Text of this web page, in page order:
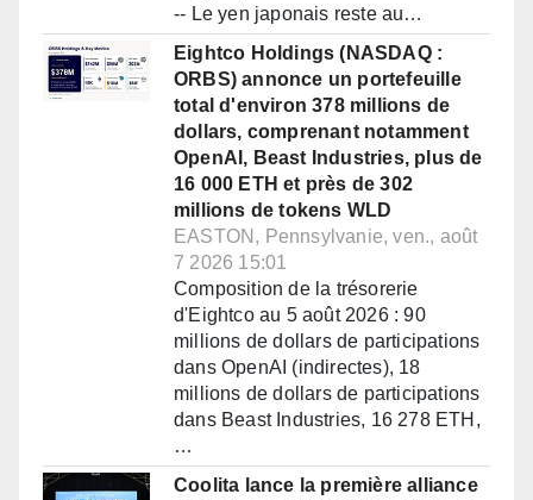
-- Le yen japonais reste au…
Eightco Holdings (NASDAQ :
ORBS) annonce un portefeuille
total d'environ 378 millions de
dollars, comprenant notamment
OpenAI, Beast Industries, plus de
16 000 ETH et près de 302
millions de tokens WLD
EASTON, Pennsylvanie, ven., août
7 2026 15:01
Composition de la trésorerie
d'Eightco au 5 août 2026 : 90
millions de dollars de participations
dans OpenAI (indirectes), 18
millions de dollars de participations
dans Beast Industries, 16 278 ETH,
…
Coolita lance la première alliance